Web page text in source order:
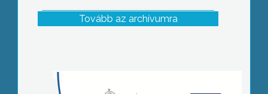
Tovább az archívumra